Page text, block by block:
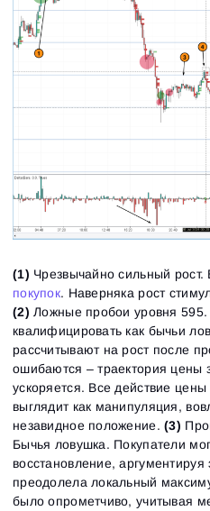
(1) Чрезвычайно сильный рост.
покупок. Наверняка рост
(2) Ложные пробои уровня
квалифицировать как бычьи
рассчитывают на рост после
ошибаются – траектория цены
ускоряется. Все действие
выглядит как манипуляция,
незавидное положение.(3)
Бычья ловушка. Покупатели
восстановление, аргументируя
преодолела локальный
было опрометчиво, учитывая
Войти
Нет учётной записи?
Сбросить
Уже есть